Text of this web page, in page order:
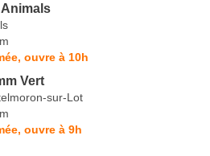
Animals
ouvre à 10h
Vert
sur-Lot
ouvre à 9h